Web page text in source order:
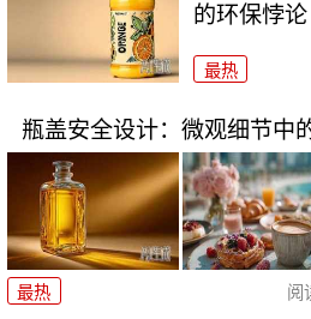
的环保悖论
最热
瓶盖安全设计：微观细节中
最热 阅